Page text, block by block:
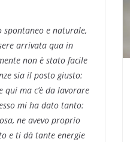
spontaneo e naturale,
arrivata qua in
non è stato facile
sia il posto giusto:
ma c’è da lavorare
mi ha dato tanto:
ne avevo proprio
e ti dà tante energie